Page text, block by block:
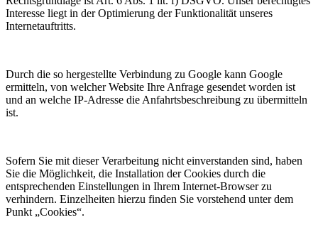
Interesse liegt in der Optimierung der Funktionalität unseres
Internetauftritts.
Durch die so hergestellte Verbindung zu Google kann Google
ermitteln, von welcher Website Ihre Anfrage gesendet worden ist
und an welche IP-Adresse die Anfahrtsbeschreibung zu übermitteln
ist.
Sofern Sie mit dieser Verarbeitung nicht einverstanden sind, haben
Sie die Möglichkeit, die Installation der Cookies durch die
entsprechenden Einstellungen in Ihrem Internet-Browser zu
verhindern. Einzelheiten hierzu finden Sie vorstehend unter dem
Punkt „Cookies“.